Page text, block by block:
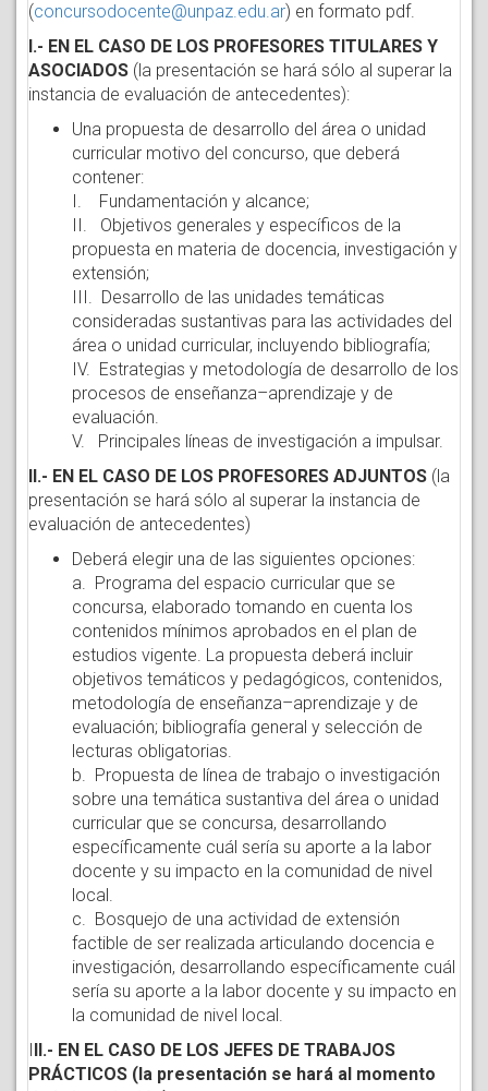
(concursodocente@unpaz.edu.ar) en formato pdf.
I.- EN EL CASO DE LOS PROFESORES TITULARES Y
ASOCIADOS (la presentación se hará sólo al superar la
instancia de evaluación de antecedentes):
Una propuesta de desarrollo del área o unidad
curricular motivo del concurso, que deberá
contener:
I. Fundamentación y alcance;
II. Objetivos generales y específicos de la
propuesta en materia de docencia, investigación y
extensión;
III. Desarrollo de las unidades temáticas
consideradas sustantivas para las actividades del
área o unidad curricular, incluyendo bibliografía;
IV. Estrategias y metodología de desarrollo de los
procesos de enseñanza–aprendizaje y de
evaluación.
V. Principales líneas de investigación a impulsar.
II.- EN EL CASO DE LOS PROFESORES ADJUNTOS (la
presentación se hará sólo al superar la instancia de
evaluación de antecedentes)
Deberá elegir una de las siguientes opciones:
a. Programa del espacio curricular que se
concursa, elaborado tomando en cuenta los
contenidos mínimos aprobados en el plan de
estudios vigente. La propuesta deberá incluir
objetivos temáticos y pedagógicos, contenidos,
metodología de enseñanza–aprendizaje y de
evaluación; bibliografía general y selección de
lecturas obligatorias.
b. Propuesta de línea de trabajo o investigación
sobre una temática sustantiva del área o unidad
curricular que se concursa, desarrollando
específicamente cuál sería su aporte a la labor
docente y su impacto en la comunidad de nivel
local.
c. Bosquejo de una actividad de extensión
factible de ser realizada articulando docencia e
investigación, desarrollando específicamente cuál
sería su aporte a la labor docente y su impacto en
la comunidad de nivel local.
II.- EN EL CASO DE LOS JEFES DE TRABAJOS
PRÁCTICOS (la presentación se hará al momento